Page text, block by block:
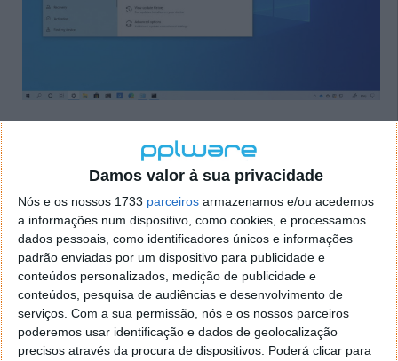
Damos valor à sua privacidade
Nós e os nossos 1733 parceiros armazenamos e/ou acedemos
a informações num dispositivo, como cookies, e processamos
dados pessoais, como identificadores únicos e informações
padrão enviadas por um dispositivo para publicidade e
conteúdos personalizados, medição de publicidade e
conteúdos, pesquisa de audiências e desenvolvimento de
serviços. Com a sua permissão, nós e os nossos parceiros
poderemos usar identificação e dados de geolocalização
precisos através da procura de dispositivos. Poderá clicar para
Atualização forçada aos utilizadores
Todos os que estão na versão 1809 e quiserem por
agora evitar a sua instalação, podem recorrer a um
truque. Bastará atualizar para uma das outras
versões entretanto lançadas e que vão ter suporte da
Microsoft por mais alguns meses. Assim evitam os
problemas atuais da versão 2004.
Pode parecer uma medida estranha da Microsoft,
mas a gigante do software garante assim a proteção
do Windows 10. Ao forçar a nova versão, os sistemas